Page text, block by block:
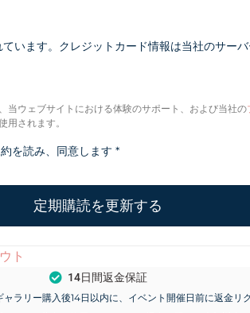
います。クレジットカード情報は当社のサー
当ウェブサイトにおける体験のサポート、および当社の
用されます。
を読み、同意します *
定期購読を更新する
ト
14日間返金保証
ラリー購入後14日以内に、イベント開催日前に返金リ